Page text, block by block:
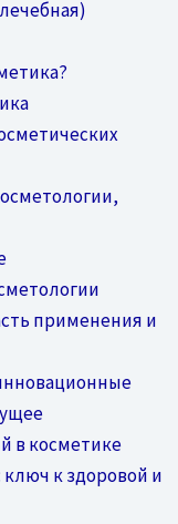
применения и
в косметике
к здоровой и